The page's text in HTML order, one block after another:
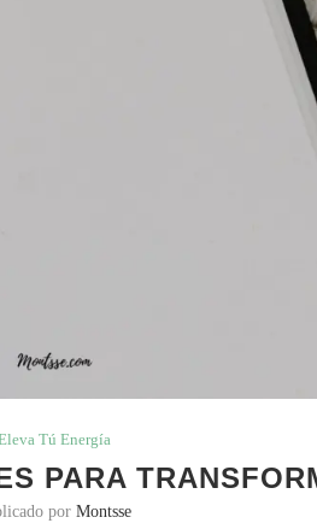
Tú Energía
PARA
por Montsse